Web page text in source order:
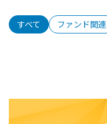
すべて ファンド関連